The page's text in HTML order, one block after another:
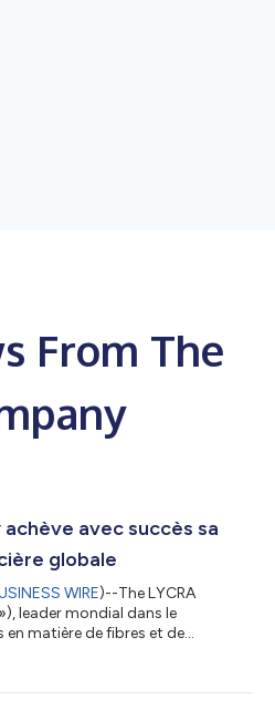
From The
avec succès sa
globale
WIRE)--The LYCRA
leader mondial dans le
matière de fibres et de
la protection du chapitre 11 le 20